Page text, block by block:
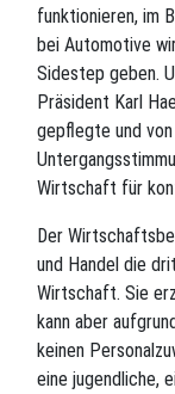
funktionieren, im
bei Automotive
Sidestep geben.
Präsident Karl
gepflegte und
Wirtschaft für
Der
und Handel die
Wirtschaft. Sie
kann aber
keinen
eine jugendliche,